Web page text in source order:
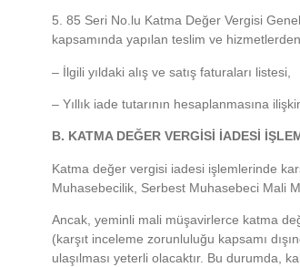
5. 85 Seri No.lu Katma Değer Vergisi
kapsamında yapılan teslim ve
– İlgili yıldaki alış ve satış faturaları listesi,
– Yıllık iade tutarının hesaplanmasına
B. KATMA DEĞER VERGİSİ İADESİ
Katma değer vergisi iadesi işlemlerinde
Muhasebecilik, Serbest Muhasebeci Mali
Ancak, yeminli mali müşavirlerce katma
(karşıt inceleme zorunluluğu kapsamı
ulaşılması yeterli olacaktır. Bu durumda,